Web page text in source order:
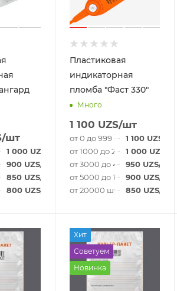
/шт
1 000UZS
шт
900UZS/шт
шт
850UZS/шт
800UZS/шт
Пластиковая
индикаторная
пломба "Фаст 330"
Много
1 100 UZS/шт
от 0 до 999 шт 1 100 UZS
от 1000 до 2999 шт
1 000 UZS
от 3000 до 4999 шт
950 UZS/шт
от 5000 до 19999 шт
900 UZS/шт
от 20000 шт
850 UZS/шт
Хит
Советуем
Новинка